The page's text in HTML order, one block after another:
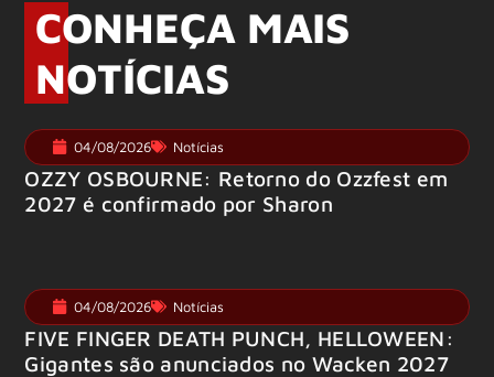
CONHEÇA MAIS
NOTÍCIAS
04/08/2026 Notícias
OZZY OSBOURNE: Retorno do Ozzfest em
2027 é confirmado por Sharon
04/08/2026 Notícias
FIVE FINGER DEATH PUNCH, HELLOWEEN:
Gigantes são anunciados no Wacken 2027